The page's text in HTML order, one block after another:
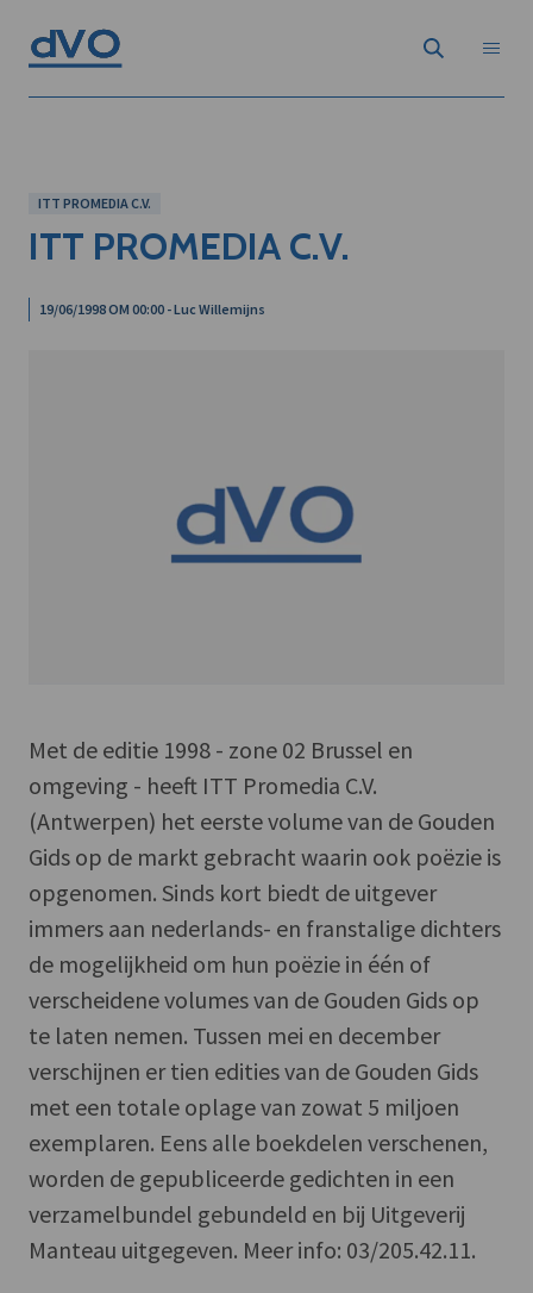
ITT PROMEDIA C.V.
ITT PROMEDIA C.V.
19/06/1998 OM 00:00 - Luc Willemijns
Met de editie 1998 - zone 02 Brussel en
omgeving - heeft ITT Promedia C.V.
(Antwerpen) het eerste volume van de Gouden
Gids op de markt gebracht waarin ook poëzie is
opgenomen. Sinds kort biedt de uitgever
immers aan nederlands- en franstalige dichters
de mogelijkheid om hun poëzie in één of
verscheidene volumes van de Gouden Gids op
te laten nemen. Tussen mei en december
verschijnen er tien edities van de Gouden Gids
met een totale oplage van zowat 5 miljoen
exemplaren. Eens alle boekdelen verschenen,
worden de gepubliceerde gedichten in een
verzamelbundel gebundeld en bij Uitgeverij
Manteau uitgegeven. Meer info: 03/205.42.11.